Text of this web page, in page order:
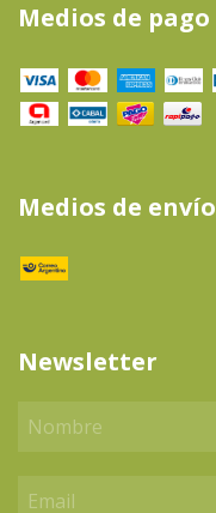
Medios de pago
Medios de envío
Newsletter